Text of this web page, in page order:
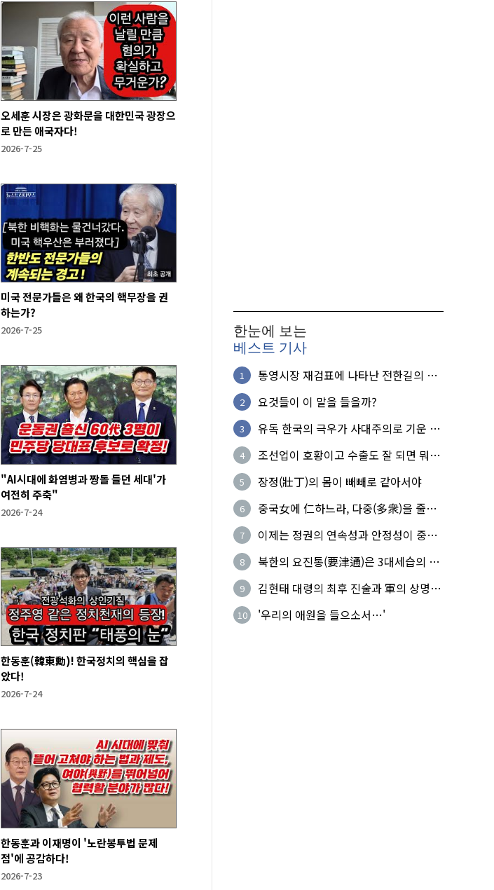
오세훈 시장은 광화문을 대한민국 광장으
로 만든 애국자다!
2026-7-25
미국 전문가들은 왜 한국의 핵무장을 권
하는가?
2026-7-25
"AI시대에 화염병과 짱돌 들던 세대'가
여전히 주축"
2026-7-24
한동훈(韓東勳)! 한국정치의 핵심을 잡
았다!
2026-7-24
한동훈과 이재명이 '노란봉투법 문제
점'에 공감하다!
2026-7-23
한눈에 보는
베스트 기사
1
통영시장 재검표에 나타난 전한길의 무
2 요것들이 이 말을 들을까?
3
유독 한국의 극우가 사대주의로 기운 이
4
조선업이 호황이고 수출도 잘 되면 뭐하
5 장정(壯丁)의 몸이 빼빼로 같아서야
6
중국女에 仁하느라, 다중(多衆)을 줄세
7
이제는 정권의 연속성과 안정성이 중요
8
북한의 요진통(要津通)은 3대세습의 사
9
김현태 대령의 최후 진술과 軍의 상명하
10 '우리의 애원을 들으소서…'